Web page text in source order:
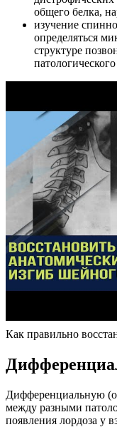
общего белка,
изучение
определяться
структуре
Как правильно
Дифференциальную
между разными
появления лордоза у